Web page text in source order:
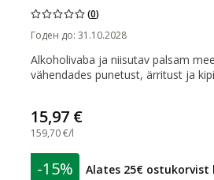
(0)
Годен до: 31.10.2028
Alkoholivaba ja niisutav palsam
vähendades punetust, ärritust ja
15,97 €
159,70 €/l
-15% Alates 25€ ostukorvist